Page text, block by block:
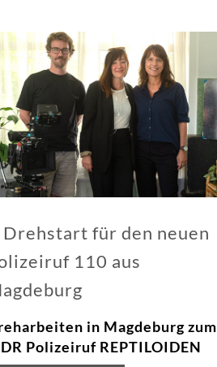
Drehstart für den neuen
110 aus
in Magdeburg zum
Polizeiruf REPTILOIDEN